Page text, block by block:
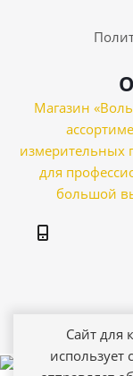
Магазин
измерительных
для
большой
Сайт для
использует